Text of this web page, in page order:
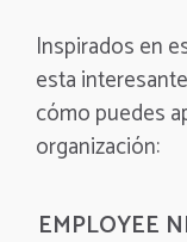
Inspirados en
esta
cómo puedes
organización:
EMPLOYEE